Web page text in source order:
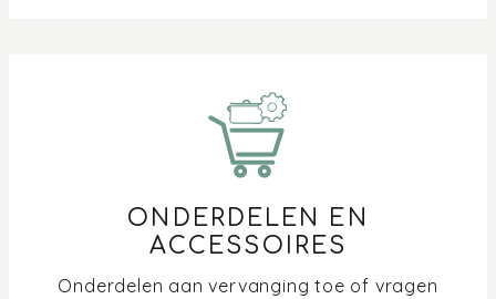
ONDERDELEN EN
ACCESSOIRES
Onderdelen aan vervanging toe of vragen